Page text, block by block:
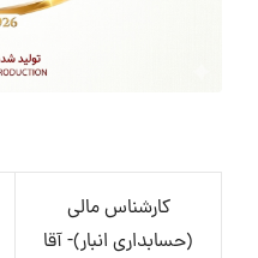
کارشناس مالی
(حسابداری انبار)- آقا